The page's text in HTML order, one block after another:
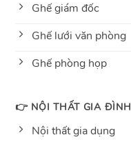
Ghế giám đốc
Ghế lưới văn phòng
Ghế phòng họp
👉 NỘI THẤT GIA ĐÌNH
Nội thất gia dụng